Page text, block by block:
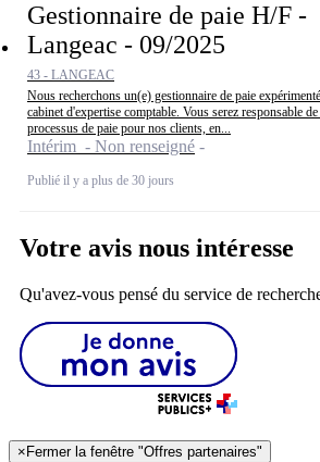
Gestionnaire de paie H/F -
Langeac - 09/2025
43 - LANGEAC
Nous recherchons un(e) gestionnaire de paie
cabinet d'expertise comptable. Vous serez responsable
processus de paie pour nos clients, en...
Intérim - Non renseigné
Publié il y a plus de 30 jours
Votre avis nous intéresse
Qu'avez-vous pensé du service de
× Fermer la fenêtre "Offres partenaires"